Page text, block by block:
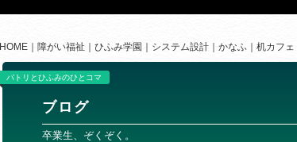
HOME 障がい福祉 ひふみ学園 システム設計 かなふ 机カフェ
パトリとひふみのひとコマ
ブログ
卒業生、ぞくぞく。